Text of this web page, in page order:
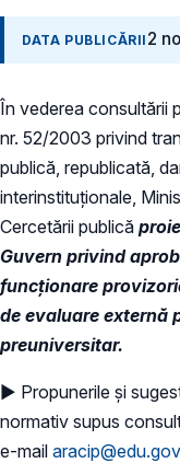
DATA PUBLICĂRII 2
În vederea consultării
nr. 52/2003 privind
publică, republicată,
interinstituționale,
Cercetării publică
Guvern privind
funcţionare
de evaluare externă
preuniversitar.
► Propunerile și
normativ supus
e-mail